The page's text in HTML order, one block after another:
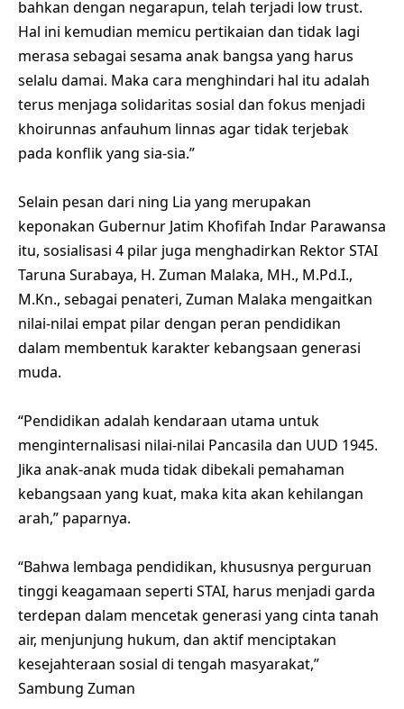
bahkan dengan negarapun, telah terjadi low trust.
Hal ini kemudian memicu pertikaian dan tidak lagi
merasa sebagai sesama anak bangsa yang harus
selalu damai. Maka cara menghindari hal itu adalah
terus menjaga solidaritas sosial dan fokus menjadi
khoirunnas anfauhum linnas agar tidak terjebak
pada konflik yang sia-sia.”
Selain pesan dari ning Lia yang merupakan
keponakan Gubernur Jatim Khofifah Indar Parawansa
itu, sosialisasi 4 pilar juga menghadirkan Rektor STAI
Taruna Surabaya, H. Zuman Malaka, MH., M.Pd.I.,
M.Kn., sebagai penateri, Zuman Malaka mengaitkan
nilai-nilai empat pilar dengan peran pendidikan
dalam membentuk karakter kebangsaan generasi
muda.
“Pendidikan adalah kendaraan utama untuk
menginternalisasi nilai-nilai Pancasila dan UUD 1945.
Jika anak-anak muda tidak dibekali pemahaman
kebangsaan yang kuat, maka kita akan kehilangan
arah,” paparnya.
“Bahwa lembaga pendidikan, khususnya perguruan
tinggi keagamaan seperti STAI, harus menjadi garda
terdepan dalam mencetak generasi yang cinta tanah
air, menjunjung hukum, dan aktif menciptakan
kesejahteraan sosial di tengah masyarakat,”
Sambung Zuman